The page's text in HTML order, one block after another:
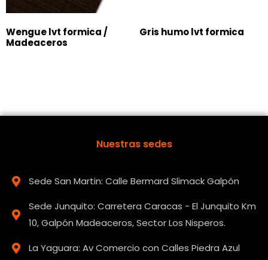
Wengue lvt formica /
Madeaceros
Gris humo lvt formica
Nuestras sedes
Sede San Martin: Calle Bermard Slimack Galpón
Sede Junquito: Carretera Caracas - El Junquito Km
10, Galpón Madeaceros, Sector Los Nisperos.
La Yaguara: Av Comercio con Calles Piedra Azul